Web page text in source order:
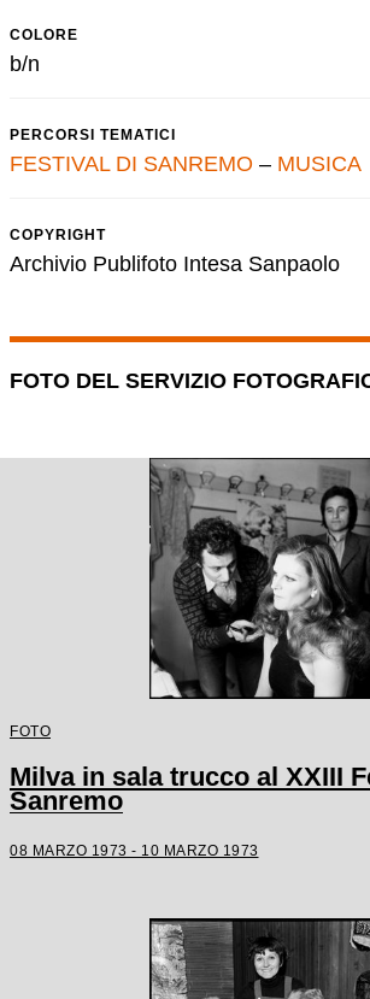
COLORE
b/n
PERCORSI TEMATICI
FESTIVAL DI SANREMO – MUSICA
COPYRIGHT
Archivio Publifoto Intesa Sanpaolo
FOTO DEL SERVIZIO
FOTO
Milva in sala trucco al XXIII
Sanremo
08 MARZO 1973 - 10 MARZO 1973